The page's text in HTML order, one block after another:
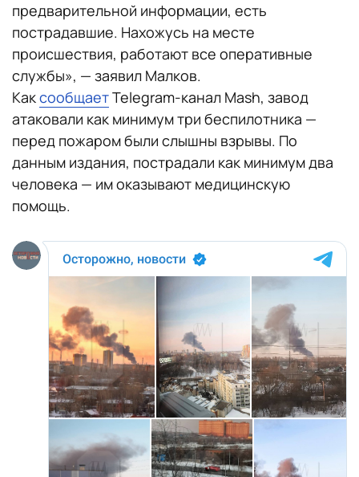
предварительной информации, есть
пострадавшие. Нахожусь на месте
происшествия, работают все оперативные
службы», — заявил Малков.
КаксообщаетTelegram-канал Mash, завод
атаковали как минимум три беспилотника —
перед пожаром были слышны взрывы. По
данным издания, пострадали как минимум два
человека — им оказывают медицинскую
помощь.